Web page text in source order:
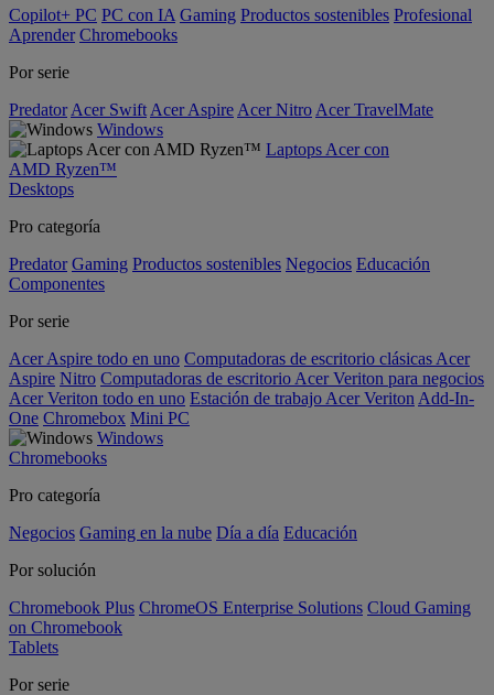
Copilot+ PC PC con IA Gaming Productos sostenibles Profesional
Aprender Chromebooks
Por serie
Predator Acer Swift Acer Aspire Acer Nitro Acer TravelMate
Windows
Laptops Acer con
AMD Ryzen™
Desktops
Pro categoría
Predator Gaming Productos sostenibles Negocios Educación
Componentes
Por serie
Acer Aspire todo en uno Computadoras de escritorio clásicas Acer
Aspire Nitro Computadoras de escritorio Acer Veriton para negocios
Acer Veriton todo en uno Estación de trabajo Acer Veriton Add-In-
One Chromebox Mini PC
Windows
Chromebooks
Pro categoría
Negocios Gaming en la nube Día a día Educación
Por solución
Chromebook Plus ChromeOS Enterprise Solutions Cloud Gaming
on Chromebook
Tablets
Por serie